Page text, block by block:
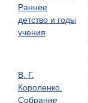
Раннее
детство и годы
учения
В. Г.
Короленко.
Собрание